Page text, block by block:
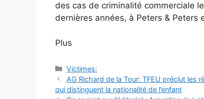
des cas de criminalité commerciale
dernières années, à Peters &
Plus
Catégories
Victimes:
Navigation
des
AG Richard de la Tour: TFEU préclut les
qui distinguent la nationalité de l’enfant